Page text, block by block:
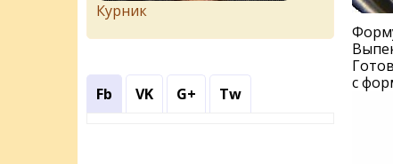
с
Курник
Fb VK G+ Tw